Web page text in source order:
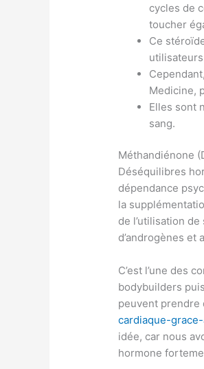
cycles de
toucher
Ce
Medicine,
Elles sont
sang.
Méthandiénone
Déséquilibres
dépendance
la
de l’utilisation
d’androgènes
C’est l’une des
bodybuilders
peuvent prendre
cardiaque-
idée, car nous
hormone